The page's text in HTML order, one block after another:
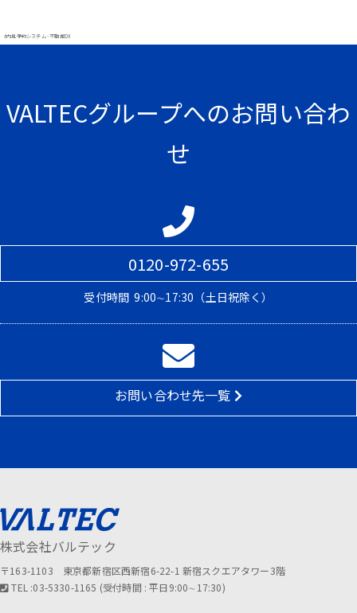
#内見予約システム - 不動産DX
VALTECグループへのお問い合わ
せ
0120-972-655
受付時間 9:00∼17:30（土日祝除く）
お問い合わせ先一覧
株式会社バルテック
〒163-1103 東京都新宿区西新宿6-22-1 新宿スクエアタワー3階
TEL :03-5330-1165 (受付時間 : 平日9:00∼17:30)